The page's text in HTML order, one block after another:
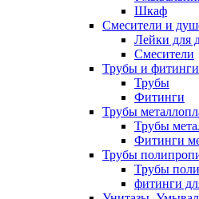
Шкаф
Смесители и
Лейки для
Смесители
Трубы и фитинги
Трубы
Фитинги
Трубы
Трубы
Фитинги
Трубы
Трубы
фитинги